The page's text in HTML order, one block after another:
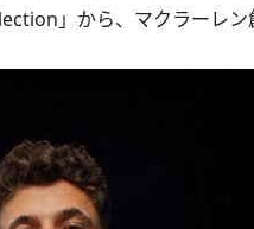
」から、マクラーレ